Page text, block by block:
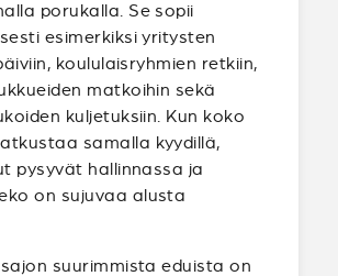
porukalla. Se sopii
esimerkiksi yritysten
koululaisryhmien retkiin,
matkoihin sekä
kuljetuksiin. Kun koko
samalla kyydillä,
pysyvät hallinnassa ja
on sujuvaa alusta
suurimmista eduista on